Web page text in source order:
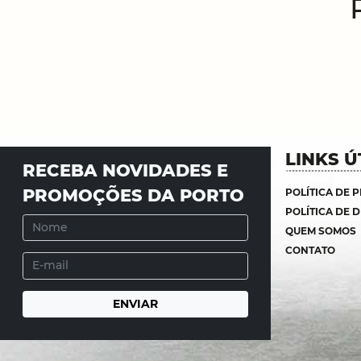
RECEBA NOVIDADES E
PROMOÇÕES DA PORTO
LINKS
POLÍTICA DE
POLÍTICA DE
QUEM SOMOS
CONTATO